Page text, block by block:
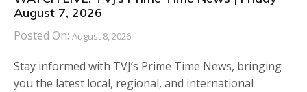
August 7, 2026
Posted On: August 8, 2026
Stay informed with TVJ’s Prime Time News, bringing
you the latest local, regional, and international